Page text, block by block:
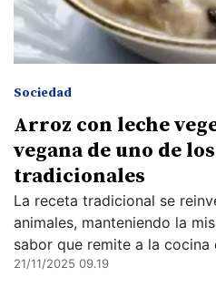
Sociedad
Arroz con leche
vegana de uno de
tradicionales
La receta tradicional se
animales, manteniendo la
sabor que remite a la cocina
21/11/2025 09.19